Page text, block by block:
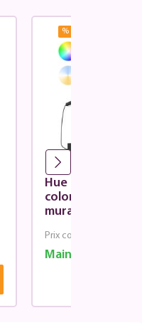
%
Hue Perifo -
color lot de 3
muraux noirs
Maintenant :
Prix conseillé :